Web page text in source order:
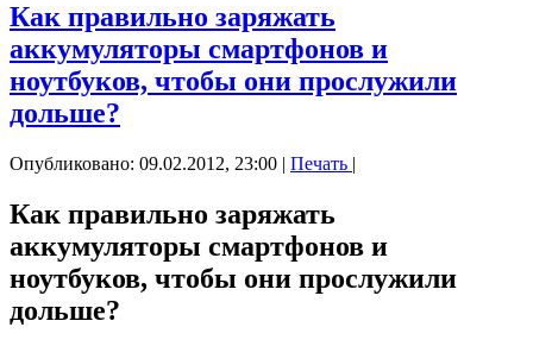
Как правильно заряжать
аккумуляторы смартфонов и
ноутбуков, чтобы они прослужили
дольше?
Опубликовано: 09.02.2012, 23:00 | Печать |
Как правильно заряжать
аккумуляторы смартфонов и
ноутбуков, чтобы они прослужили
дольше?